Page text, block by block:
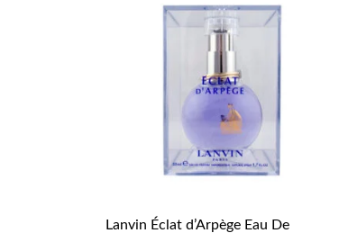
Lanvin Éclat d’Arpège Eau De